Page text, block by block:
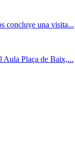
concluye una visita...
Aula Plaça de Baix,...